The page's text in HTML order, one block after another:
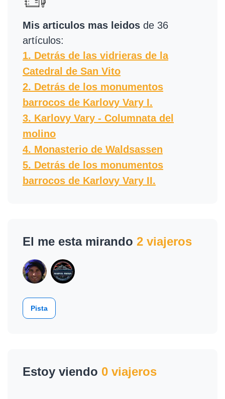
Mis articulos mas leidos de 36
artículos:
1. Detrás de las vidrieras de la
Catedral de San Vito
2. Detrás de los monumentos
barrocos de Karlovy Vary I.
3. Karlovy Vary - Columnata del
molino
4. Monasterio de Waldsassen
5. Detrás de los monumentos
barrocos de Karlovy Vary II.
El me esta mirando 2 viajeros
Pista
Estoy viendo 0 viajeros